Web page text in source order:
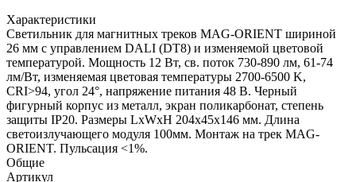
Характеристики
Светильник для магнитных треков MAG-ORIENT шириной
26 мм с управлением DALI (DT8) и изменяемой цветовой
температурой. Мощность 12 Вт, св. поток 730-890 лм, 61-74
лм/Вт, изменяемая цветовая температуры 2700-6500 K,
CRI>94, угол 24°, напряжение питания 48 В. Черный
фигурный корпус из металл, экран поликарбонат, степень
защиты IP20. Размеры LxWxH 204x45x146 мм. Длина
светоизлучающего модуля 100мм. Монтаж на трек MAG-
ORIENT. Пульсация <1%.
Общие
Артикул